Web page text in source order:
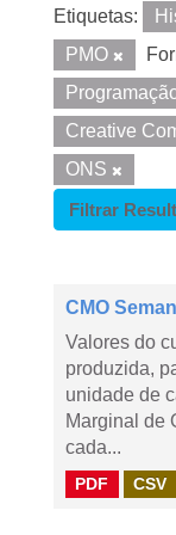
Etiquetas:
PMO
Creative
ONS
Filtrar
CMO
Valores do
produzida,
unidade de
Marginal de
cada...
PDF CSV